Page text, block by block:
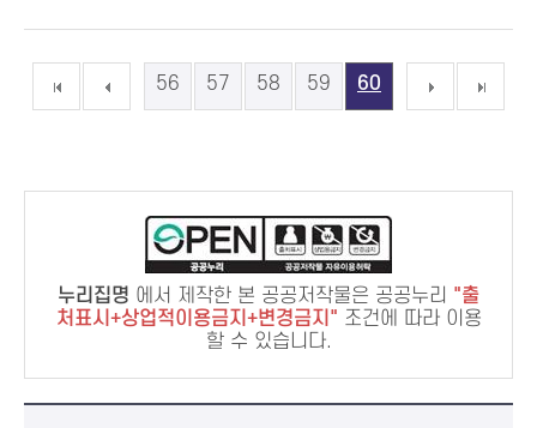
56 57 58 59 60
누리집명 에서 제작한 본 공공저작물은 공공누리
출
처표시+상업적이용금지+변경금지
조건에 따라 이용
할 수 있습니다.